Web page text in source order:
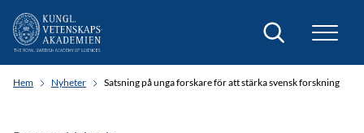
Sök
Hem Nyheter Satsning på unga forskare för att stärka svensk forskning